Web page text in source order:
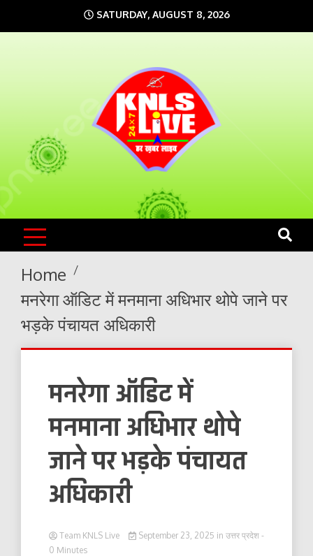
to
SATURDAY, AUGUST 8, 2026
KNLS LIVE
India`s No.1 News Portal
Home
मनरेगा ऑडिट में मनमाना अधिभार थोपे जाने पर
भड़के पंचायत अधिकारी
मनरेगा ऑडिट में
मनमाना अधिभार थोपे
जाने पर भड़के पंचायत
अधिकारी
Team KNLS Live September 23, 2025 in उत्तर प्रदेश -
0 Minutes